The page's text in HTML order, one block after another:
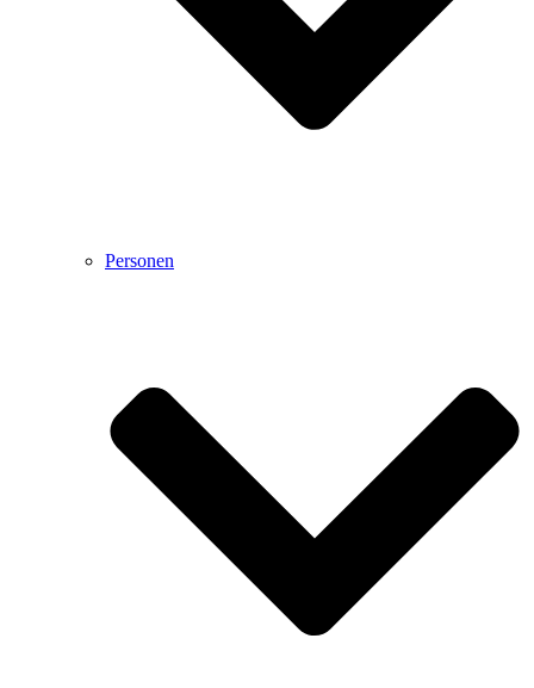
Personen